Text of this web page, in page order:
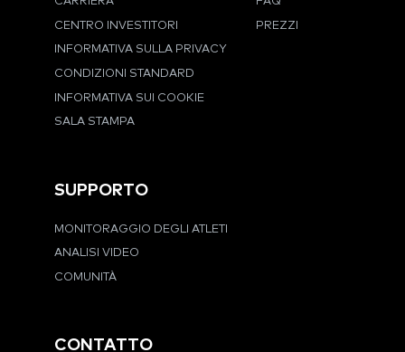
CENTRO INVESTITORI
INFORMATIVA SULLA PRIVACY
CONDIZIONI STANDARD
INFORMATIVA SUI COOKIE
SALA STAMPA
PREZZI
SUPPORTO
MONITORAGGIO DEGLI ATLETI
ANALISI VIDEO
COMUNITÀ
CONTATTO